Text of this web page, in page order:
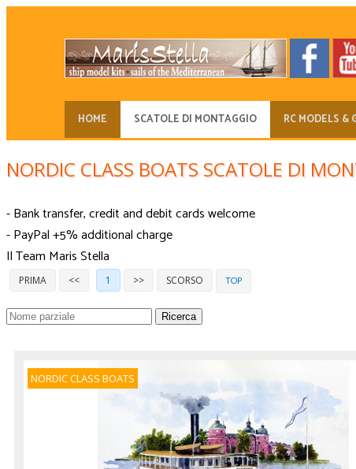
HOME SCATOLE DI MONTAGGIO RC MODELS &
NORDIC CLASS BOATS SCATOLE DI
- Bank transfer, credit and debit cards welcome
- PayPal +5% additional charge
Il Team Maris Stella
PRIMA << 1 >> SCORSO TOP
Ricerca
NORDIC CLASS BOATS